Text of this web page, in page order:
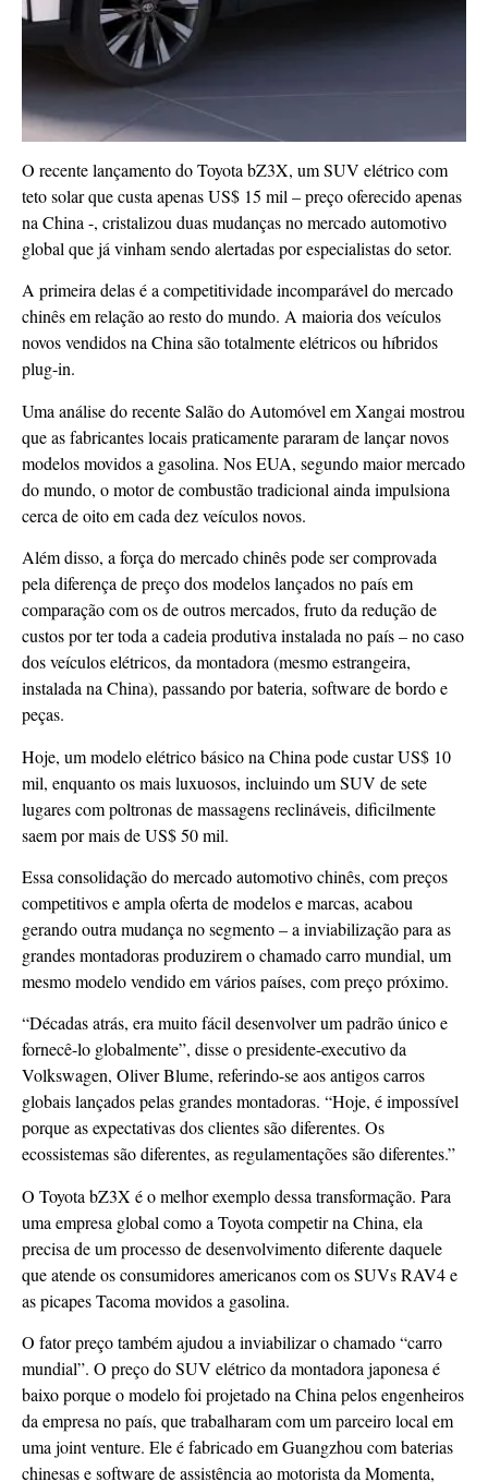
O recente lançamento do Toyota bZ3X, um SUV elétrico com
teto solar que custa apenas US$ 15 mil – preço oferecido apenas
na China -, cristalizou duas mudanças no mercado automotivo
global que já vinham sendo alertadas por especialistas do setor.
A primeira delas é a competitividade incomparável do mercado
chinês em relação ao resto do mundo. A maioria dos veículos
novos vendidos na China são totalmente elétricos ou híbridos
plug-in.
Uma análise do recente Salão do Automóvel em Xangai mostrou
que as fabricantes locais praticamente pararam de lançar novos
modelos movidos a gasolina. Nos EUA, segundo maior mercado
do mundo, o motor de combustão tradicional ainda impulsiona
cerca de oito em cada dez veículos novos.
Além disso, a força do mercado chinês pode ser comprovada
pela diferença de preço dos modelos lançados no país em
comparação com os de outros mercados, fruto da redução de
custos por ter toda a cadeia produtiva instalada no país – no caso
dos veículos elétricos, da montadora (mesmo estrangeira,
instalada na China), passando por bateria, software de bordo e
peças.
Hoje, um modelo elétrico básico na China pode custar US$ 10
mil, enquanto os mais luxuosos, incluindo um SUV de sete
lugares com poltronas de massagens reclináveis, dificilmente
saem por mais de US$ 50 mil.
Essa consolidação do mercado automotivo chinês, com preços
competitivos e ampla oferta de modelos e marcas, acabou
gerando outra mudança no segmento – a inviabilização para as
grandes montadoras produzirem o chamado carro mundial, um
mesmo modelo vendido em vários países, com preço próximo.
“Décadas atrás, era muito fácil desenvolver um padrão único e
fornecê-lo globalmente”, disse o presidente-executivo da
Volkswagen, Oliver Blume, referindo-se aos antigos carros
globais lançados pelas grandes montadoras. “Hoje, é impossível
porque as expectativas dos clientes são diferentes. Os
ecossistemas são diferentes, as regulamentações são diferentes.”
O Toyota bZ3X é o melhor exemplo dessa transformação. Para
uma empresa global como a Toyota competir na China, ela
precisa de um processo de desenvolvimento diferente daquele
que atende os consumidores americanos com os SUVs RAV4 e
as picapes Tacoma movidos a gasolina.
O fator preço também ajudou a inviabilizar o chamado “carro
mundial”. O preço do SUV elétrico da montadora japonesa é
baixo porque o modelo foi projetado na China pelos engenheiros
da empresa no país, que trabalharam com um parceiro local em
uma joint venture. Ele é fabricado em Guangzhou com baterias
chinesas e software de assistência ao motorista da Momenta,